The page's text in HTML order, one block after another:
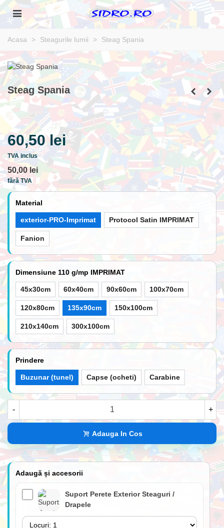
Acasa > Steagurile lumii > Steag Spania
Steag Spania
60,50 lei
TVA inclus
50,00 lei
fără TVA
Material
exterior-PRO-Imprimat Protocol Satin IMPRIMAT
Fanion
Dimensiune 110 g/mp IMPRIMAT
45x30cm 60x40cm 90x60cm 100x70cm
120x80cm 135x90cm 150x100cm
210x140cm 300x100cm
Prindere
Buzunar (tunel) Capse (ocheti) Carabine
- +
Adauga In Cos
Adaugă și accesorii
Suport Perete Exterior Steaguri /
Drapele